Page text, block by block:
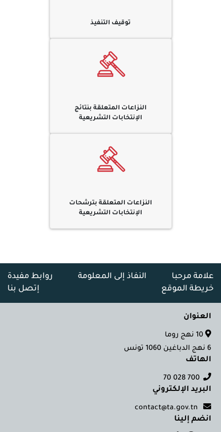
توقيف التنفيذ
النزاعات المتعلقة بنتائج
الإنتخابات التشريعية
النزاعات المتعلقة بترشحات
الإنتخابات التشريعية
علامة مرحبا النفاذ إلى المعلومة
روابط مفيدة
خريطة الموقع
إتصل بنا
العنوان
6 نهج الدباغين 1060 تونس
الهاتف
700 028 70
البريد الإلكتروني
انضم إلينا